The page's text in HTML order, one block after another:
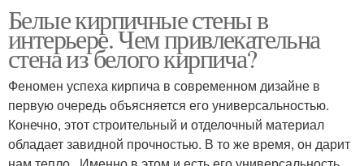
Белые кирпичные стены в
интерьере. Чем привлекательна
стена из белого кирпича?
Феномен успеха кирпича в современном дизайне в
первую очередь объясняется его универсальностью.
Конечно, этот строительный и отделочный материал
обладает завидной прочностью. В то же время, он дарит